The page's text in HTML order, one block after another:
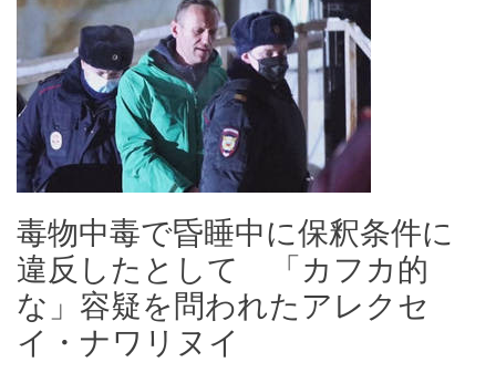
毒物中毒で昏睡中に保釈条件に
違反したとして 「カフカ的
な」容疑を問われたアレクセ
イ・ナワリヌイ